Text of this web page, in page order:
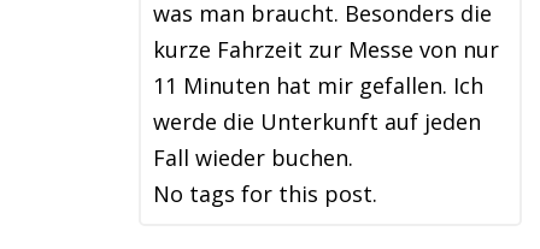
was man braucht. Besonders die
kurze Fahrzeit zur Messe von nur
11 Minuten hat mir gefallen. Ich
werde die Unterkunft auf jeden
Fall wieder buchen.
No tags for this post.